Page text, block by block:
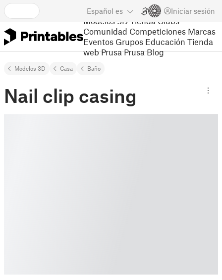
Español es Iniciar sesión
Modelos 3D Tienda Clubs
Comunidad Competiciones Marcas
Eventos Grupos Educación Tienda
web Prusa Prusa Blog
Modelos 3D Casa Baño
Nail clip casing